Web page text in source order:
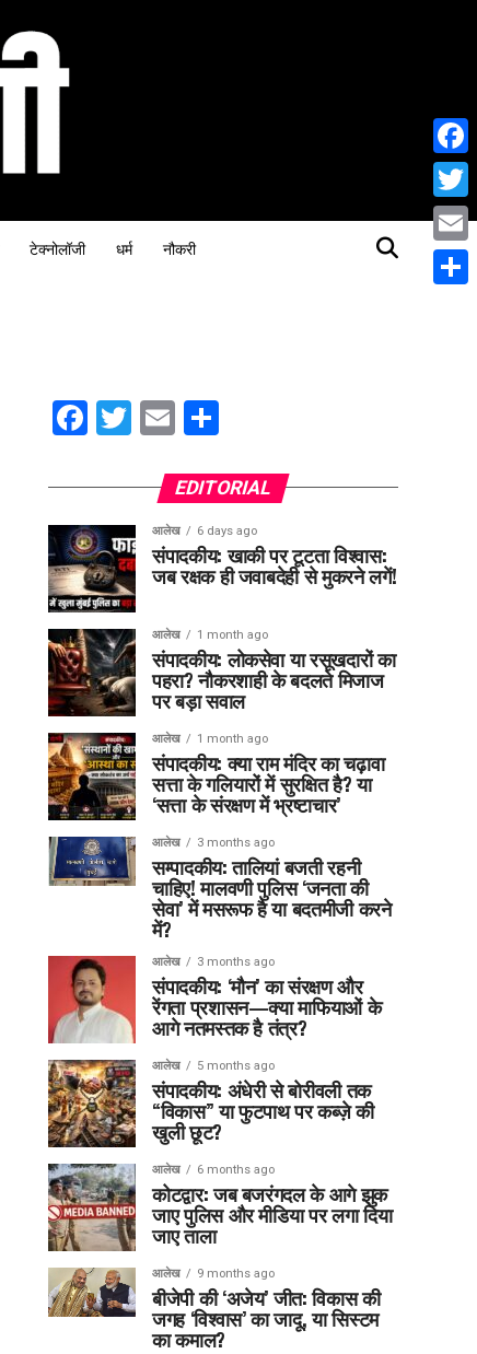
टेक्नोलॉजी धर्म नौकरी
Facebook
Twitter
Email
EDITORIAL
आलेख 6 days ago
संपादकीय: खाकी पर टूटता विश्वास:
जब रक्षक ही जवाबदेही से मुकरने लगें!
आलेख 1 month ago
संपादकीय: लोकसेवा या रसूखदारों का
पहरा? नौकरशाही के बदलते मिजाज
पर बड़ा सवाल
आलेख 1 month ago
संपादकीय: क्या राम मंदिर का चढ़ावा
सत्ता के गलियारों में सुरक्षित है? या
‘सत्ता के संरक्षण में भ्रष्टाचार’
आलेख 3 months ago
सम्पादकीय: तालियां बजती रहनी
चाहिए! मालवणी पुलिस ‘जनता की
सेवा’ में मसरूफ है या बदतमीजी करने
में?
आलेख 3 months ago
संपादकीय: ‘मौन’ का संरक्षण और
रेंगता प्रशासन—क्या माफियाओं के
आगे नतमस्तक है तंत्र?
आलेख 5 months ago
संपादकीय: अंधेरी से बोरीवली तक
“विकास” या फुटपाथ पर कब्ज़े की
खुली छूट?
आलेख 6 months ago
कोटद्वार: जब बजरंगदल के आगे झुक
जाए पुलिस और मीडिया पर लगा दिया
जाए ताला
आलेख 9 months ago
बीजेपी की ‘अजेय’ जीत: विकास की
जगह ‘विश्वास’ का जादू, या सिस्टम
का कमाल?
Email